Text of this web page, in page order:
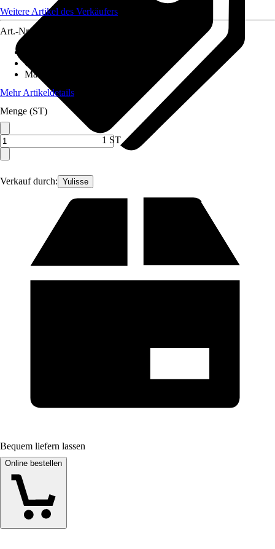
Verkauf durch: Yulisse
Weitere Artikel des Verkäufers
Art.-Nr.
Grundfarbe
Material
Mehr Artikeldetails
Menge (ST)
1 ST
Bequem liefern lassen
Online bestellen